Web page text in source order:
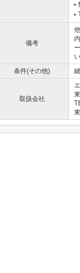
備考
条件(その他)
取扱会社